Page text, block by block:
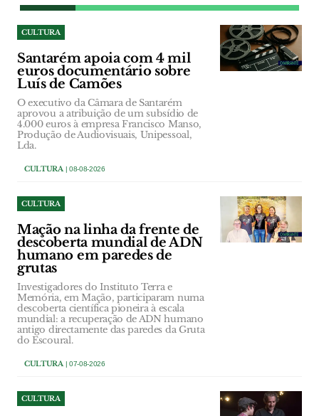
CULTURA
Santarém apoia com 4 mil
euros documentário sobre
Luís de Camões
O executivo da Câmara de Santarém
aprovou a atribuição de um subsídio de
4.000 euros à empresa Francisco Manso,
Produção de Audiovisuais, Unipessoal,
Lda.
CULTURA| 08-08-2026
CULTURA
Mação na linha da frente de
descoberta mundial de ADN
humano em paredes de
grutas
Investigadores do Instituto Terra e
Memória, em Mação, participaram numa
descoberta científica pioneira à escala
mundial: a recuperação de ADN humano
antigo directamente das paredes da Gruta
do Escoural.
CULTURA| 07-08-2026
CULTURA